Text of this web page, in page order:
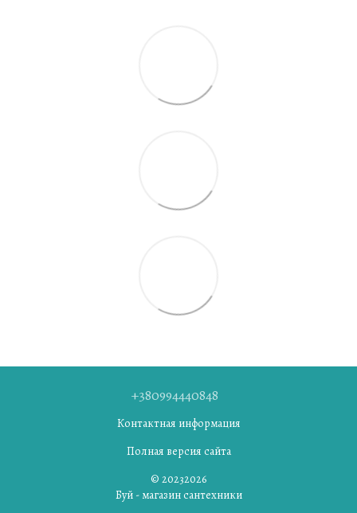
+380994440848
Контактная информация
Полная версия сайта
© 20232026
Буй - магазин сантехники